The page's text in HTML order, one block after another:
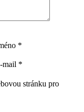
*
mail *
stránku pro